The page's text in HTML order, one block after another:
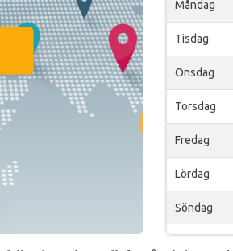
Måndag
Tisdag
Onsdag
Torsdag
Fredag
Lördag
Söndag